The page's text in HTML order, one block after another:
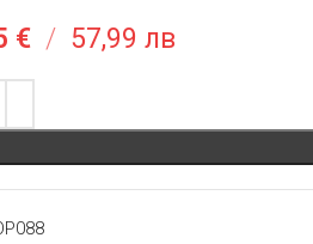
€ / 57,99 лв